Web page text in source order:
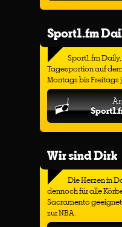
Sport1.fm
Sport1.fm
Tagesportion auf
Montags bis Freitags
Wir sind Dirk
Die Herzen in
dennoch für alle
Sacramento
zur NBA.